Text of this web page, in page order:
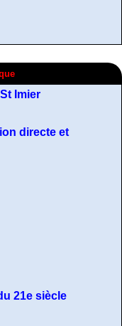
Imier
directe et
21e siècle